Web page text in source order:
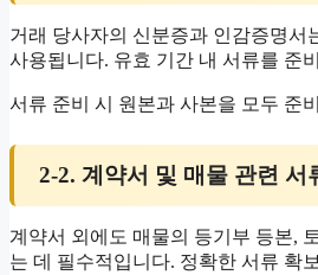
거래 당사자의 신분증과 인감증명서
사용됩니다. 유효 기간 내 서류를 준
서류 준비 시 원본과 사본을 모두 준
2-2. 계약서 및 매물 관련 서
계약서 외에도 매물의 등기부 등본,
는 데 필수적입니다. 정확한 서류 확